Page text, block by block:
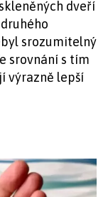
dveří
srozumitelný
srovnání s tím
výrazně lepší